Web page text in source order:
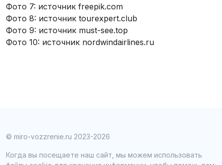
Фото 7: источник freepik.com
Фото 8: источник tourexpert.club
Фото 9: источник must-see.top
Фото 10: источник nordwindairlines.ru
© miro-vozzrenie.ru 2023-2026
Когда вы посещаете наш сайт, мы можем использовать